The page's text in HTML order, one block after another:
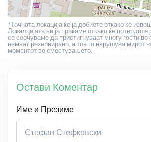
*Точната локација ќе ја добиете откако ќе
Локалцијата ви ја праќаме откако ќе потврдите
се соочуваме да пристигнуваат многу гости
немаат резервирано, а тоа го нарушува мирот
моментот во сместувањето.
Остави Коментар
Име и Презиме